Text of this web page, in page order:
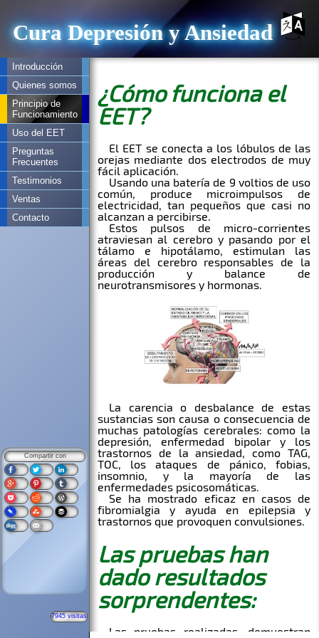
Cura Depresión y Ansiedad
Introducción
Quienes somos
Principio de
Funcionamiento
Uso del EET
Preguntas
Frecuentes
Testimonios
Ventas
Contacto
Compartir con
7945 visitas